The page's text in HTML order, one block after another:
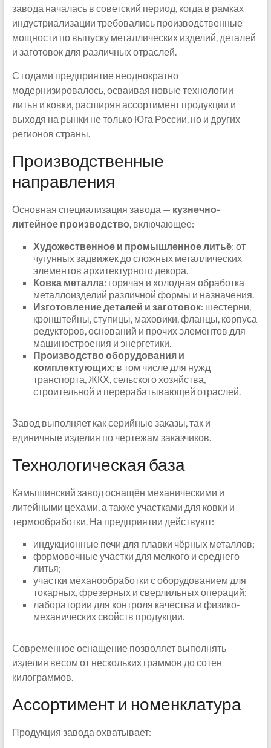
завода началась в советский период, когда в рамках
индустриализации требовались производственные
мощности по выпуску металлических изделий, деталей
и заготовок для различных отраслей.
С годами предприятие неоднократно
модернизировалось, осваивая новые технологии
литья и ковки, расширяя ассортимент продукции и
выходя на рынки не только Юга России, но и других
регионов страны.
Производственные
направления
Основная специализация завода — кузнечно-
литейное производство, включающее:
Художественное и промышленное литьё: от
чугунных задвижек до сложных металлических
элементов архитектурного декора.
Ковка металла: горячая и холодная обработка
металлоизделий различной формы и назначения.
Изготовление деталей и заготовок: шестерни,
кронштейны, ступицы, маховики, фланцы, корпуса
редукторов, оснований и прочих элементов для
машиностроения и энергетики.
Производство оборудования и
комплектующих: в том числе для нужд
транспорта, ЖКХ, сельского хозяйства,
строительной и перерабатывающей отраслей.
Завод выполняет как серийные заказы, так и
единичные изделия по чертежам заказчиков.
Технологическая база
Камышинский завод оснащён механическими и
литейными цехами, а также участками для ковки и
термообработки. На предприятии действуют:
индукционные печи для плавки чёрных металлов;
формовочные участки для мелкого и среднего
литья;
участки механообработки с оборудованием для
токарных, фрезерных и сверлильных операций;
лаборатории для контроля качества и физико-
механических свойств продукции.
Современное оснащение позволяет выполнять
изделия весом от нескольких граммов до сотен
килограммов.
Ассортимент и номенклатура
Продукция завода охватывает: